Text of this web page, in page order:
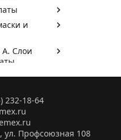
и
Слои
Правила
и
DXF
232-18-64
ул. Профсоюзная 108